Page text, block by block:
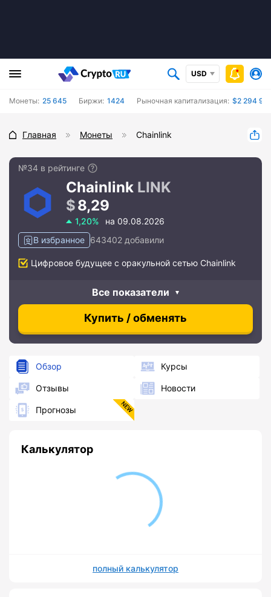
USD
Монеты: 25 645 Биржи: 1424 Рыночная капитализация: $2 294
Главная Монеты Chainlink
№34 в рейтинге
Chainlink LINK
8,29
1,20%
на 09.08.2026
В избранное 643402 добавили
Цифровое будущее с оракульной сетью Chainlink
Все показатели
Купить / обменять
Обзор Курсы
Отзывы Новости
Прогнозы
Калькулятор
полный калькулятор